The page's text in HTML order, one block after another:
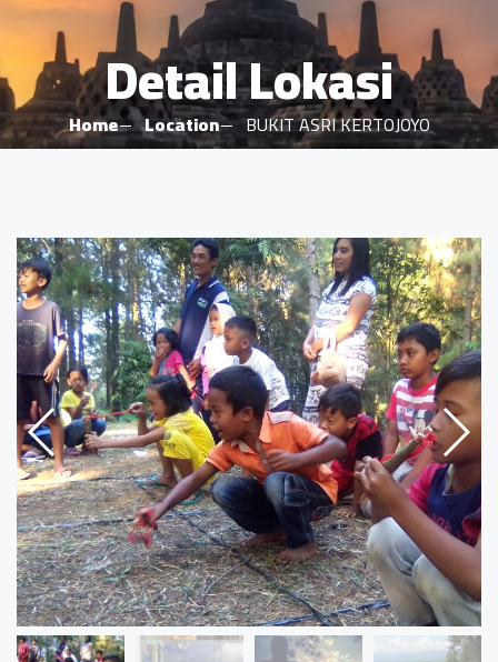
Detail Lokasi
Home Location BUKIT ASRI KERTOJOYO